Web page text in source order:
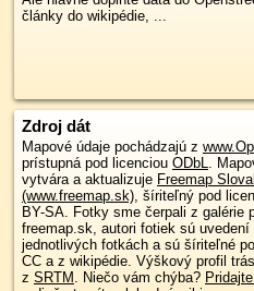
články do wikipédie, ...
Zdroj dát
Mapové údaje pochádzajú z
prístupná pod licenciou ODbL.
vytvára a aktualizuje Freemap
(www.freemap.sk), šíriteľný pod
BY-SA. Fotky sme čerpali z galérie
freemap.sk, autori fotiek sú uvedení
jednotlivých fotkách a sú šíriteľné
CC a z wikipédie. Výškový profil
z SRTM . Niečo vám chýba?